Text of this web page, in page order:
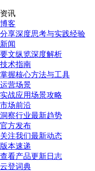
资讯
博客
分享深度思考与实践经验
新闻
要文纵览深度解析
技术指南
掌握核心方法与工具
运营场景
实战应用场景攻略
市场前沿
洞察行业最新趋势
官方发布
关注我们最新动态
版本速递
查看产品更新日志
云登词典